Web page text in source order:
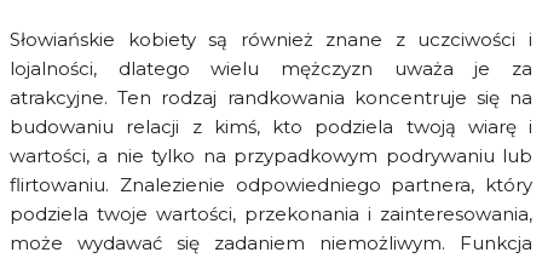
Słowiańskie kobiety są również znane z uczciwości i
lojalności, dlatego wielu mężczyzn uważa je za
atrakcyjne. Ten rodzaj randkowania koncentruje się na
budowaniu relacji z kimś, kto podziela twoją wiarę i
wartości, a nie tylko na przypadkowym podrywaniu lub
flirtowaniu. Znalezienie odpowiedniego partnera, który
podziela twoje wartości, przekonania i zainteresowania,
może wydawać się zadaniem niemożliwym. Funkcja